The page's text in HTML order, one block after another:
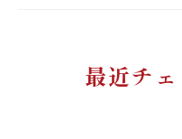
最近チ